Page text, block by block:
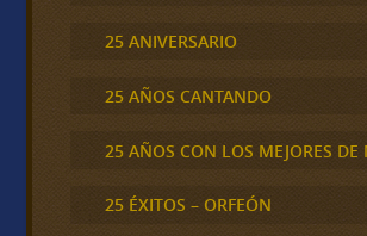
25 ANIVERSARIO
25 AÑOS CANTANDO
25 AÑOS CON LOS MEJORES DE
25 ÉXITOS – ORFEÓN